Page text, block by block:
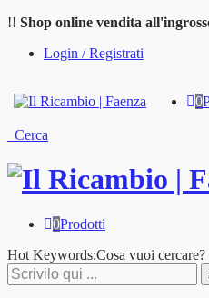
!! Shop online vendita
Login / Registrati
0
Cerca
0Prodotti
Cosa
stai
cercando?
Hot Keywords:Cosa vuoi